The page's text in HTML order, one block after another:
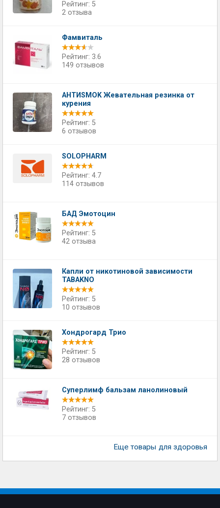
Рейтинг: 5
2 отзыва
Фамвиталь
Рейтинг: 3.6
149 отзывов
АНТИSMOK Жевательная резинка от
курения
Рейтинг: 5
6 отзывов
SOLOPHARM
Рейтинг: 4.7
114 отзывов
БАД Эмотоцин
Рейтинг: 5
42 отзыва
Капли от никотиновой зависимости
TABAKNO
Рейтинг: 5
10 отзывов
Хондрогард Трио
Рейтинг: 5
28 отзывов
Суперлимф бальзам ланолиновый
Рейтинг: 5
7 отзывов
Еще товары для здоровья